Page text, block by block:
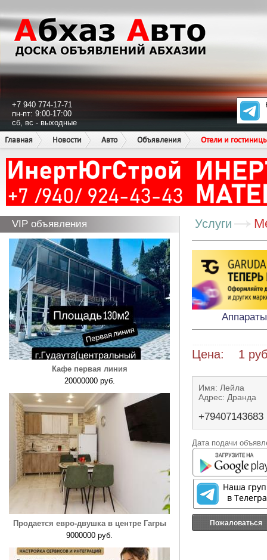
+7 940 774-17-71
пн-пт: 9:00-17:00
сб, вс - выходные
Главная
Новости Авто Объявления Отели и
VIP объявления
Кафе первая линия
20000000 руб.
Продается евро-двушка в центре Гагры
9000000 руб.
Услуги
Цена: 1
Имя: Лейла
Адрес: Дранда
+79407143683
Дата подачи
Пожаловаться